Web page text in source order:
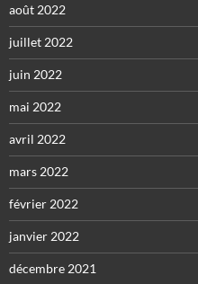
août 2022
juillet 2022
juin 2022
mai 2022
avril 2022
mars 2022
février 2022
janvier 2022
décembre 2021